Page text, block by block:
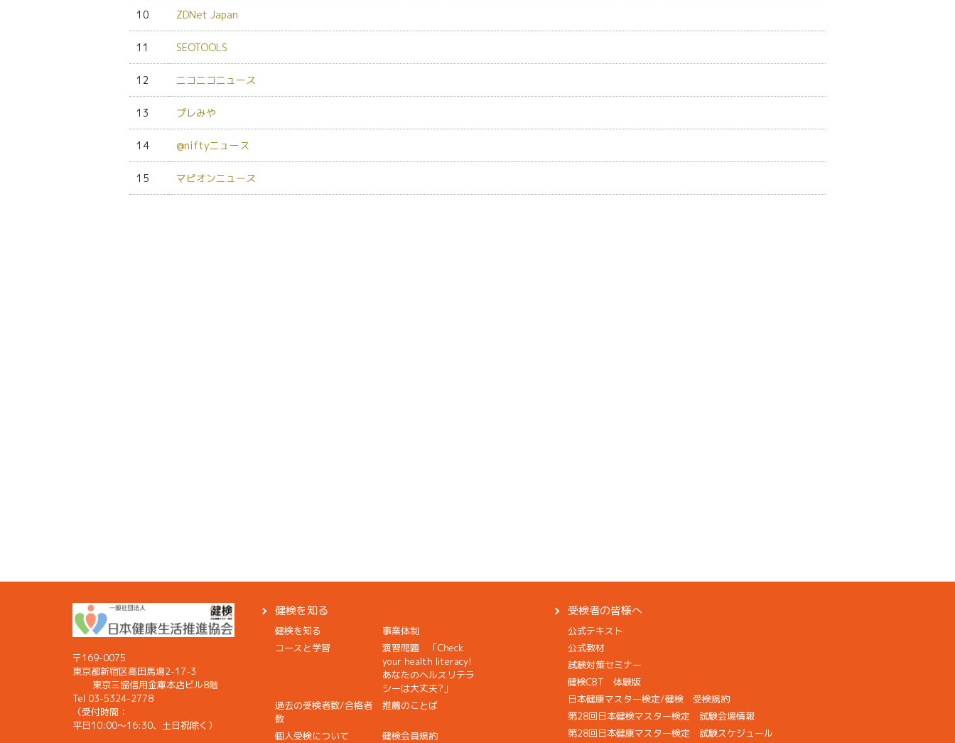
10 ZDNet Japan
11 SEOTOOLS
12 ニコニコニュース
13 プレみや
14 @niftyニュース
15 マピオンニュース
〒169-0075
東京都新宿区高田馬場2-17-3
東京三協信用金庫本店ビル8階
Tel 03-5324-2778
（受付時間：
平日10:00〜16:30、土日祝除く）
健検を知る
健検を知る
事業体制
コースと学習
演習問題 「Check
your health literacy!
あなたのヘルスリテラ
シーは大丈夫?」
過去の受検者数/合格者
数
推薦のことば
個人受検について
健検会員規約
受検者の皆様へ
公式テキスト
公式教材
試験対策セミナー
健検CBT 体験版
日本健康マスター検定/健検 受検規約
第28回日本健検マスター検定 試験会場情報
第28回日本健康マスター検定 試験スケジュール